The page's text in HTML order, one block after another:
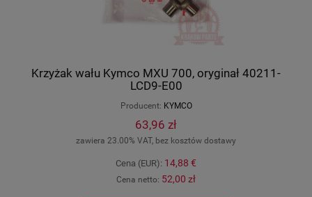
Krzyżak wału Kymco MXU 700, oryginał 40211-
LCD9-E00
Producent: KYMCO
63,96 zł
zawiera 23.00% VAT, bez kosztów dostawy
Cena (EUR): 14,88 €
Cena netto: 52,00 zł